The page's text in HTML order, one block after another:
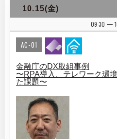
10.15(金)
09:30
|
AC-01
金融庁のDX取組事例
〜RPA導入、テレワーク環
た課題〜